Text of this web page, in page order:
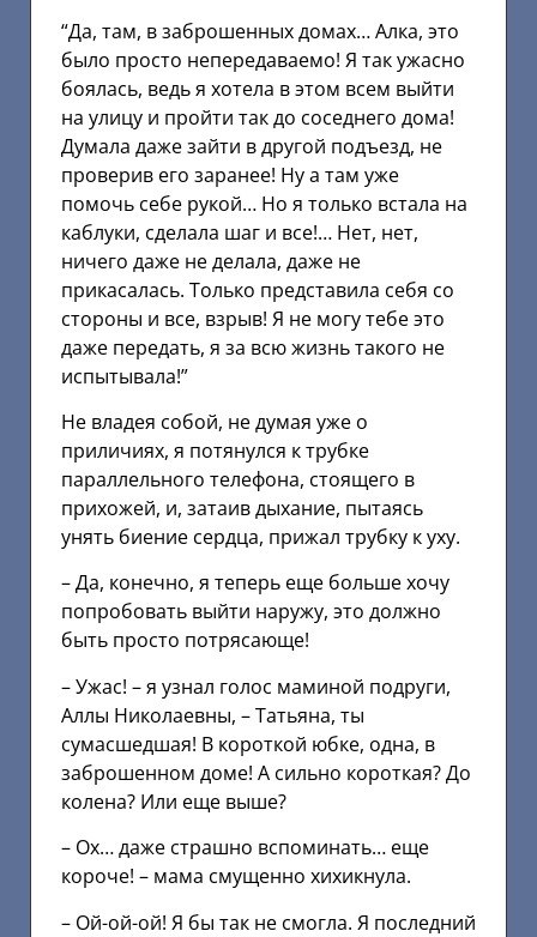
“Да, там, в заброшенных домах… Алка, это
было просто непередаваемо! Я так ужасно
боялась, ведь я хотела в этом всем выйти
на улицу и пройти так до соседнего дома!
Думала даже зайти в другой подъезд, не
проверив его заранее! Ну а там уже
помочь себе рукой… Но я только встала на
каблуки, сделала шаг и все!… Нет, нет,
ничего даже не делала, даже не
прикасалась. Только представила себя со
стороны и все, взрыв! Я не могу тебе это
даже передать, я за всю жизнь такого не
испытывала!”
Не владея собой, не думая уже о
приличиях, я потянулся к трубке
параллельного телефона, стоящего в
прихожей, и, затаив дыхание, пытаясь
унять биение сердца, прижал трубку к уху.
– Да, конечно, я теперь еще больше хочу
попробовать выйти наружу, это должно
быть просто потрясающе!
– Ужас! – я узнал голос маминой подруги,
Аллы Николаевны, – Татьяна, ты
сумасшедшая! В короткой юбке, одна, в
заброшенном доме! А сильно короткая? До
колена? Или еще выше?
– Ох… даже страшно вспоминать… еще
короче! – мама смущенно хихикнула.
– Ой-ой-ой! Я бы так не смогла. Я последний